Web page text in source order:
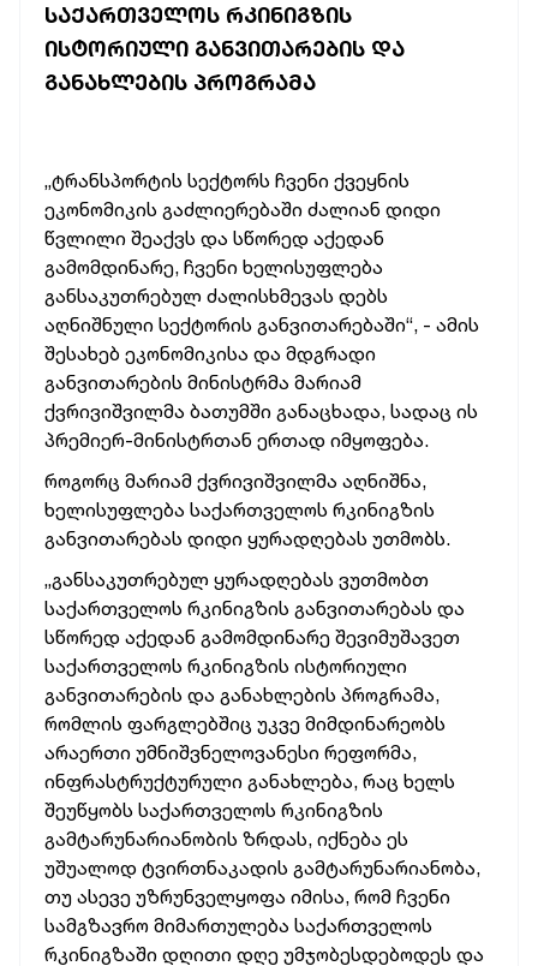
ᲡᲐᲥᲐᲠᲗᲕᲔᲚᲝᲡ ᲠᲙᲘᲜᲘᲒᲖᲘᲡ
ᲘᲡᲢᲝᲠᲘᲣᲚᲘ ᲒᲐᲜᲕᲘᲗᲐᲠᲔᲑᲘᲡ ᲓᲐ
ᲒᲐᲜᲐᲮᲚᲔᲑᲘᲡ ᲞᲠᲝᲒᲠᲐᲛᲐ
„ტრანსპორტის სექტორს ჩვენი ქვეყნის
ეკონომიკის გაძლიერებაში ძალიან დიდი
წვლილი შეაქვს და სწორედ აქედან
გამომდინარე, ჩვენი ხელისუფლება
განსაკუთრებულ ძალისხმევას დებს
აღნიშნული სექტორის განვითარებაში“, - ამის
შესახებ ეკონომიკისა და მდგრადი
განვითარების მინისტრმა მარიამ
ქვრივიშვილმა ბათუმში განაცხადა, სადაც ის
პრემიერ-მინისტრთან ერთად იმყოფება.
როგორც მარიამ ქვრივიშვილმა აღნიშნა,
ხელისუფლება საქართველოს რკინიგზის
განვითარებას დიდი ყურადღებას უთმობს.
„განსაკუთრებულ ყურადღებას ვუთმობთ
საქართველოს რკინიგზის განვითარებას და
სწორედ აქედან გამომდინარე შევიმუშავეთ
საქართველოს რკინიგზის ისტორიული
განვითარების და განახლების პროგრამა,
რომლის ფარგლებშიც უკვე მიმდინარეობს
არაერთი უმნიშვნელოვანესი რეფორმა,
ინფრასტრუქტურული განახლება, რაც ხელს
შეუწყობს საქართველოს რკინიგზის
გამტარუნარიანობის ზრდას, იქნება ეს
უშუალოდ ტვირთნაკადის გამტარუნარიანობა,
თუ ასევე უზრუნველყოფა იმისა, რომ ჩვენი
სამგზავრო მიმართულება საქართველოს
რკინიგზაში დღითი დღე უმჯობესდებოდეს და